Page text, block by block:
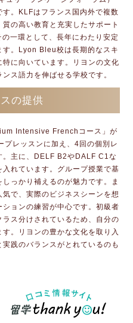
。KLFはフランス国内外で複数
の高い教育と充実したサポート
一環として、長年にわたり安定
す。Lyon Bleu校は長期的なスキ
に向いています。リヨンの文化
ス語力を伸ばせる学校です。
の提供
Intensive Frenchコース」が
プレッスンに加え、4回の個別レ
。主に、DELF B2やDALF C1な
れています。グループ授業で基
っかり補えるのが魅力です。ま
で、実際のビジネスシーンを想
ョンの練習が中心です。初級者
ス分けされているため、自分の
。リヨンの豊かな文化を取り入
践のバランスがとれているのも